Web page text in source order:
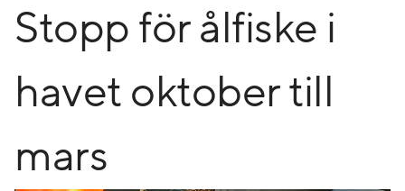
Stopp för ålfiske i
havet oktober till
mars